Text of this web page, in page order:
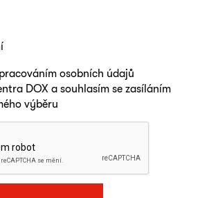
osobních údajů
DOX a souhlasím se zasíláním
výběru